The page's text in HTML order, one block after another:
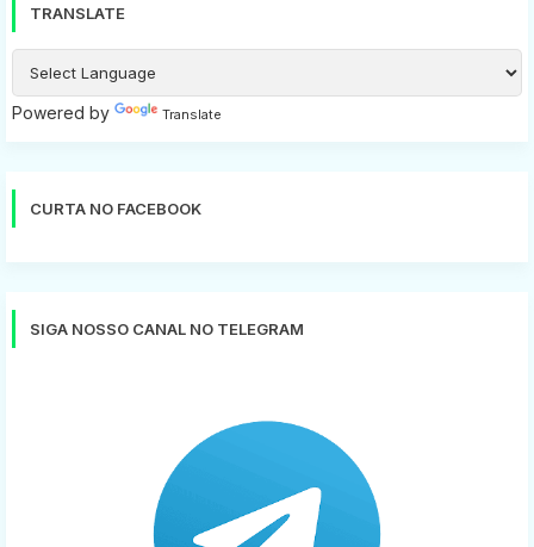
TRANSLATE
Powered by Translate
CURTA NO FACEBOOK
SIGA NOSSO CANAL NO TELEGRAM